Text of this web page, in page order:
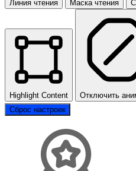
Линия чтения Маска чтения
Highlight Content Отключить
Сброс настроек